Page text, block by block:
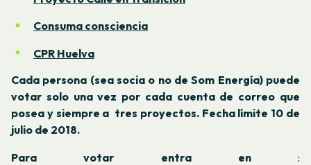
Consuma consciencia
CPR Huelva
Cada persona (sea socia o no de Som Energía) puede
votar solo una vez por cada cuenta de correo que
posea y siempre a tres proyectos. Fecha límite 10 de
julio de 2018.
Para votar entra en: